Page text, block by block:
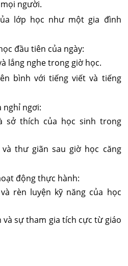
người.
lớp học như một gia đình
đầu tiên của ngày:
lắng nghe trong giờ học.
bình với tiếng viết và tiếng
nghỉ ngơi:
sở thích của học sinh trong
thư giãn sau giờ học căng
động thực hành:
rèn luyện kỹ năng của học
và sự tham gia tích cực từ giáo